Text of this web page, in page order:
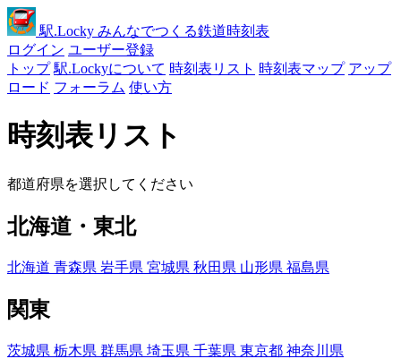
駅.Locky みんなでつくる鉄道時刻表
ログイン ユーザー登録
トップ 駅.Lockyについて 時刻表リスト 時刻表マップ アップ
ロード フォーラム 使い方
時刻表リスト
都道府県を選択してください
北海道・東北
北海道 青森県 岩手県 宮城県 秋田県 山形県 福島県
関東
茨城県 栃木県 群馬県 埼玉県 千葉県 東京都 神奈川県